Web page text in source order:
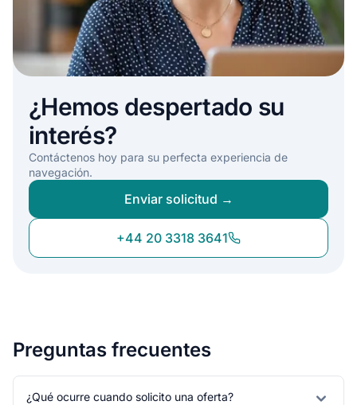
¿Hemos despertado su
interés?
Contáctenos hoy para su perfecta experiencia de
navegación.
Enviar solicitud →
+44 20 3318 3641
Preguntas frecuentes
¿Qué ocurre cuando solicito una oferta?